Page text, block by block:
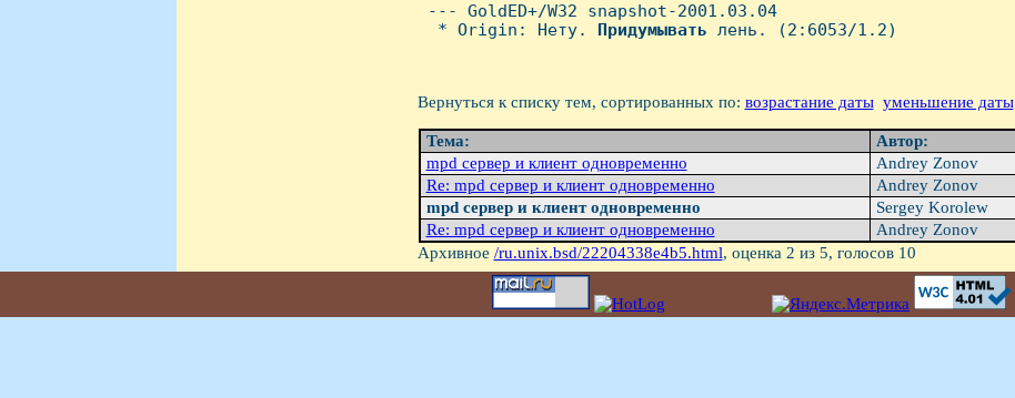
--- GoldED+/W32 snapshot-2001.03.04
  * Origin: Hету.
Придумывать лень. (2:6053/1.2)
Вернуться к списку тем, сортированных по: возрастание даты уменьшение даты
Тема: Автор:
mpd сервер и клиент одновременно
Andrey Zonov
Re: mpd сервер и клиент одновременно
Andrey Zonov
mpd сервер и клиент одновременно
Sergey Korolew
Re: mpd сервер и клиент одновременно
Andrey Zonov
Архивное /ru.unix.bsd/22204338e4b5.html, оценка 2 из 5, голосов 10